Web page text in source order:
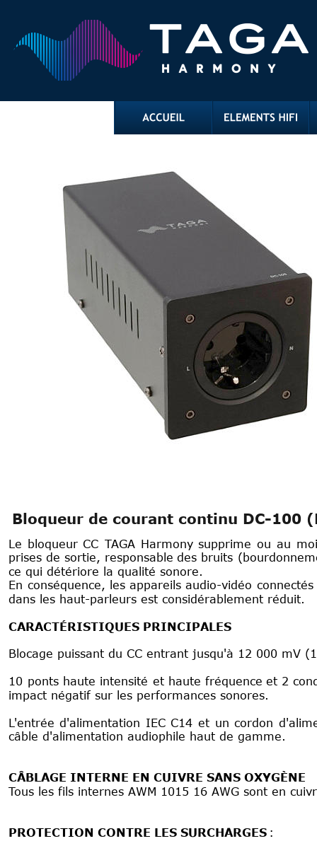
Le bloqueur CC TAGA Harmony supprime ou au
prises de sortie, responsable des bruits
ce qui détériore la qualité sonore.
En conséquence, les appareils audio-vidéo connectés
dans les haut-parleurs est considérablement réduit.
CARACTÉRISTIQUES PRINCIPALES
Blocage puissant du CC entrant jusqu'à 12 000 mV
10 ponts haute intensité et haute fréquence et 2
impact négatif sur les performances sonores.
L'entrée d'alimentation IEC C14 et un cordon
câble d'alimentation audiophile haut de gamme.
CÂBLAGE INTERNE EN CUIVRE SANS OXYGÈNE
Tous les fils internes AWM 1015 16 AWG sont en
PROTECTION CONTRE LES SURCHARGES :
Bloqueur de courant continu DC-100